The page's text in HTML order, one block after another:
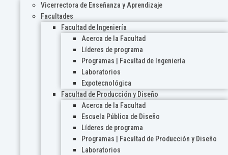
Vicerrectora de Enseñanza y Aprendizaje
Facultades
Facultad de Ingeniería
Acerca de la Facultad
Líderes de programa
Programas | Facultad de Ingeniería
Laboratorios
Expotecnológica
Facultad de Producción y Diseño
Acerca de la Facultad
Escuela Pública de Diseño
Líderes de programa
Programas | Facultad de Producción y Diseño
Laboratorios